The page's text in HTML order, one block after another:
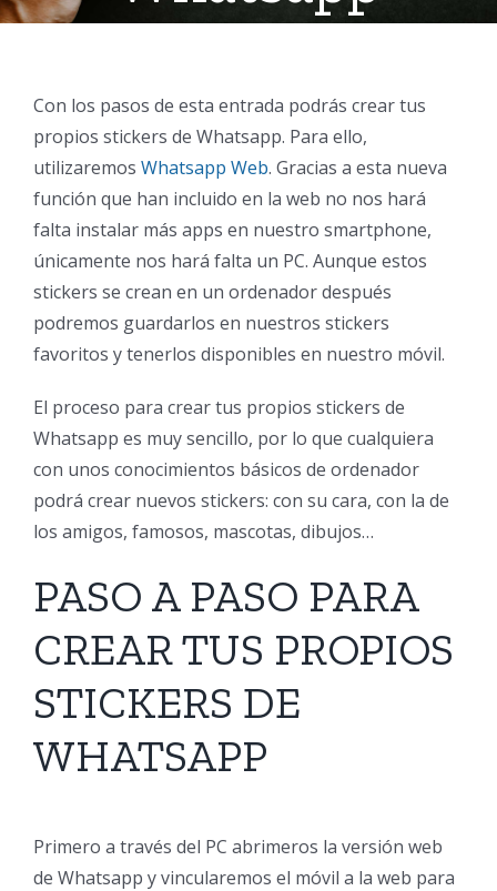
Con los pasos de esta entrada podrás crear tus
propios stickers de Whatsapp. Para ello,
utilizaremos Whatsapp Web. Gracias a esta nueva
función que han incluido en la web no nos hará
falta instalar más apps en nuestro smartphone,
únicamente nos hará falta un PC. Aunque estos
stickers se crean en un ordenador después
podremos guardarlos en nuestros stickers
favoritos y tenerlos disponibles en nuestro móvil.
El proceso para crear tus propios stickers de
Whatsapp es muy sencillo, por lo que cualquiera
con unos conocimientos básicos de ordenador
podrá crear nuevos stickers: con su cara, con la de
los amigos, famosos, mascotas, dibujos…
PASO A PASO PARA
CREAR TUS PROPIOS
STICKERS DE
WHATSAPP
Primero a través del PC abrimeros la versión web
de Whatsapp y vincularemos el móvil a la web para